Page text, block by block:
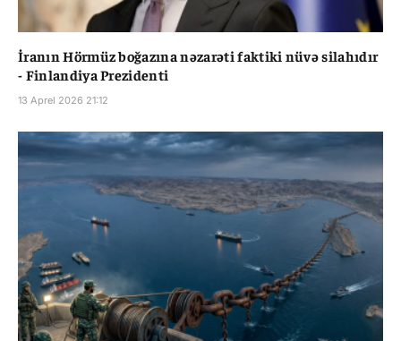
İranın Hörmüz boğazına nəzarəti faktiki nüvə silahıdır
- Finlandiya Prezidenti
13 Aprel 2026 21:12